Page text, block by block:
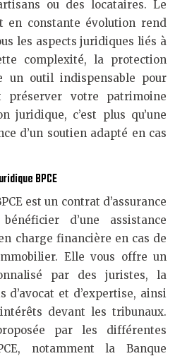
ou des locataires. Le
en constante évolution rend
les aspects juridiques liés à
complexité, la protection
un outil indispensable pour
votre patrimoine
juridique, c’est plus qu’une
d’un soutien adapté en cas
BPCE
est un contrat d’assurance
d’une assistance
charge financière en cas de
Elle vous offre un
par des juristes, la
et d’expertise, ainsi
devant les tribunaux.
par les différentes
notamment la Banque